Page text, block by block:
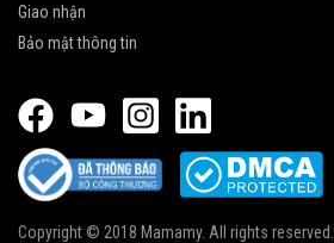
Giao nhận
Bảo mật thông tin
Copyright © 2018 Mamamy. All rights reserved.